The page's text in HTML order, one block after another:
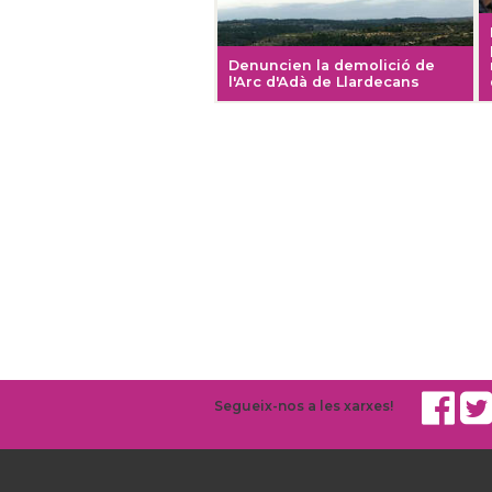
Denuncien la demolició de
l'Arc d'Adà de Llardecans
Segueix-nos a les xarxes!